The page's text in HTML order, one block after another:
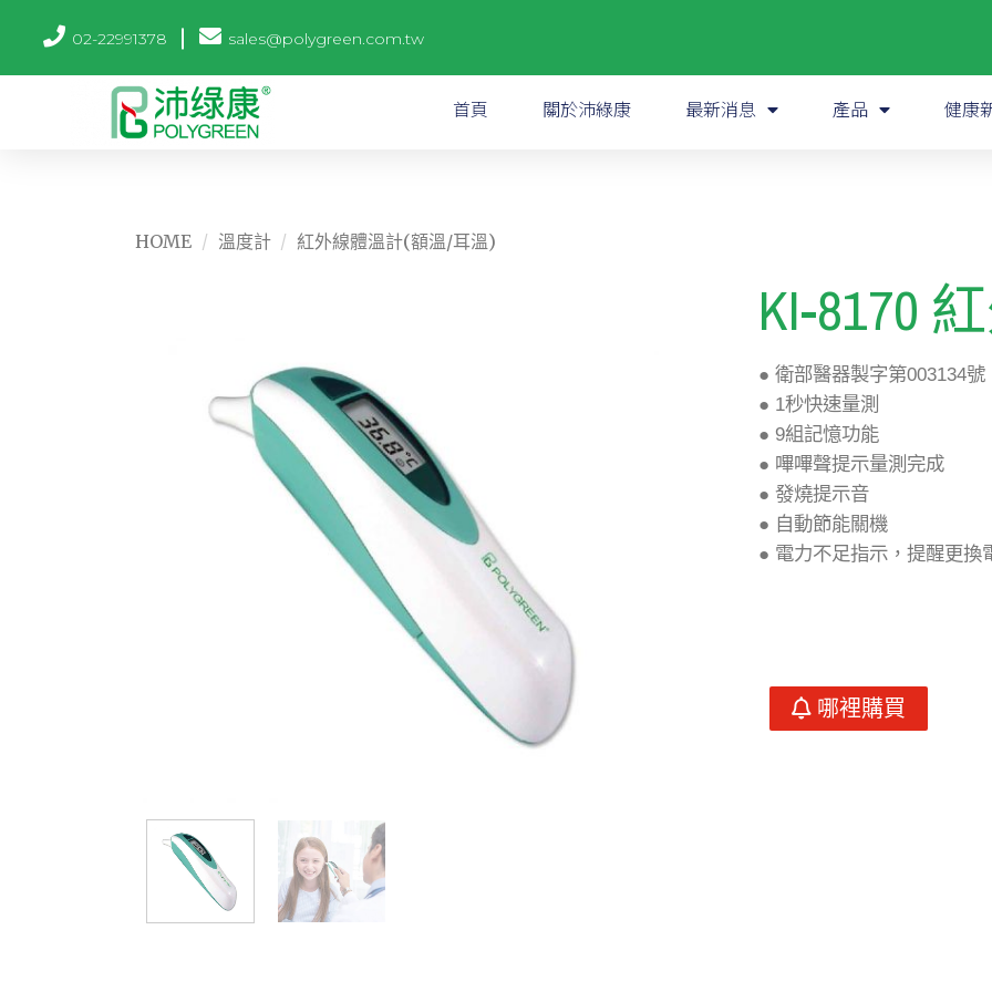
02-22991378 sales@polygreen.com.tw
首頁 關於沛綠康 最新消息 產品 健康
HOME / 溫度計 / 紅外線體溫計(額溫/耳溫)
KI-8170
● 衛部醫器製字第003134號
● 1秒快速量測
● 9組記憶功能
● 嗶嗶聲提示量測完成
● 發燒提示音
● 自動節能關機
● 電力不足指示，提醒更換
哪裡購買